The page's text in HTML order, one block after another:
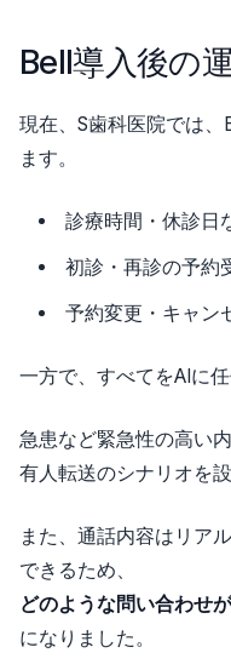
Bell導入後の
現在、S歯科医院では
ます。
診療時間・休診日
初診・再診の予約
予約変更・キャン
一方で、すべてをAIに
急患など緊急性の高い
有人転送のシナリオを
また、通話内容はリア
できるため、
どのような問い合わせ
になりました。